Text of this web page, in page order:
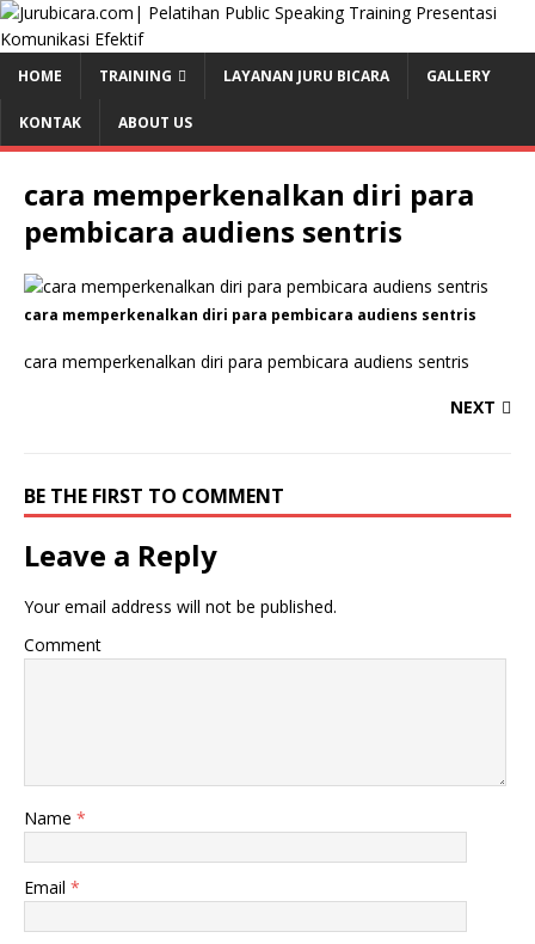
HOME TRAINING LAYANAN JURU BICARA GALLERY
KONTAK ABOUT US
cara memperkenalkan diri para
pembicara audiens sentris
cara memperkenalkan diri para pembicara audiens sentris
cara memperkenalkan diri para pembicara audiens sentris
NEXT
BE THE FIRST TO COMMENT
Leave a Reply
Your email address will not be published.
Comment
Name *
Email *